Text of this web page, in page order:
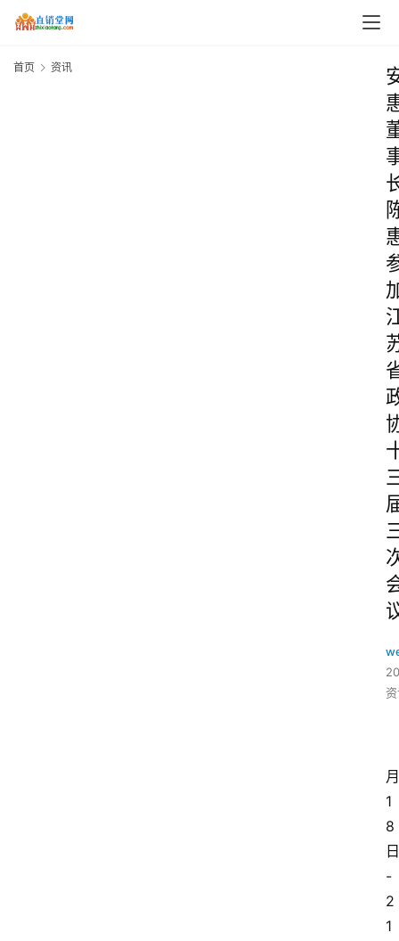
首页 资讯
月
1
8
日
-
2
1